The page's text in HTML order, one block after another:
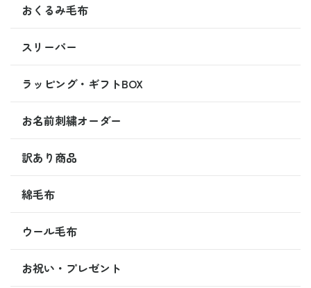
おくるみ毛布
スリーパー
ラッピング・ギフトBOX
お名前刺繍オーダー
訳あり商品
綿毛布
ウール毛布
お祝い・プレゼント